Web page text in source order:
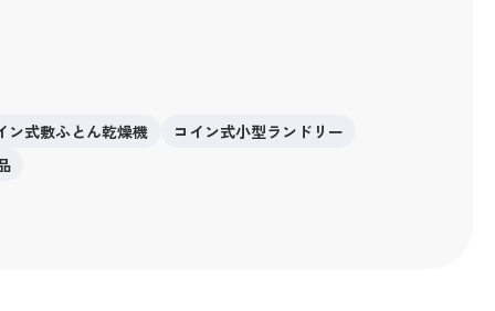
ン式敷ふとん乾燥機
コイン式小型ランドリー